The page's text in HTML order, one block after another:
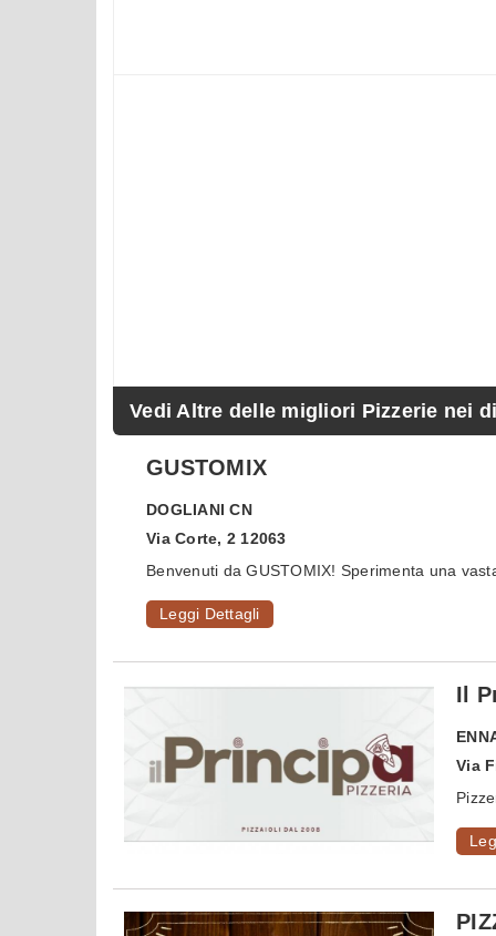
Vedi Altre delle migliori Pizzerie nei
GUSTOMIX
DOGLIANI CN
Via Corte, 2 12063
Benvenuti da GUSTOMIX! Sperimenta una
Leggi Dettagli
Il
Via